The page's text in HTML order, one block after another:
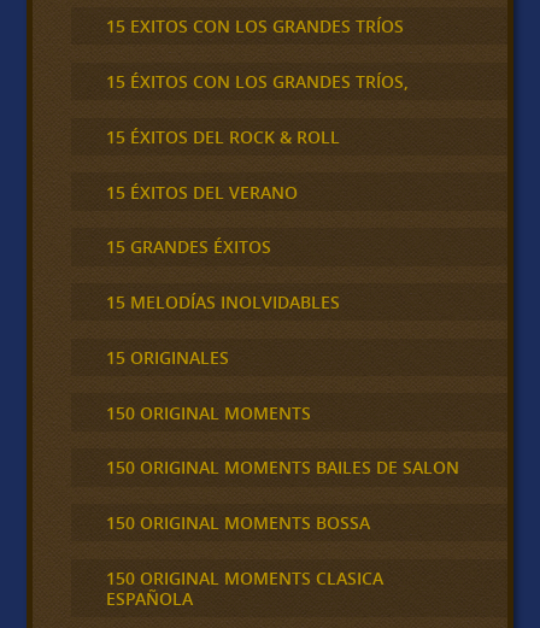
15 EXITOS CON LOS GRANDES TRÍOS
15 ÉXITOS CON LOS GRANDES TRÍOS,
15 ÉXITOS DEL ROCK & ROLL
15 ÉXITOS DEL VERANO
15 GRANDES ÉXITOS
15 MELODÍAS INOLVIDABLES
15 ORIGINALES
150 ORIGINAL MOMENTS
150 ORIGINAL MOMENTS BAILES DE SALON
150 ORIGINAL MOMENTS BOSSA
150 ORIGINAL MOMENTS CLASICA
ESPAÑOLA